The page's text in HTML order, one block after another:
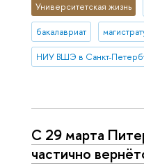
Университетская жизнь
бакалавриат
НИУ ВШЭ в Санкт-
С 29 марта
частично